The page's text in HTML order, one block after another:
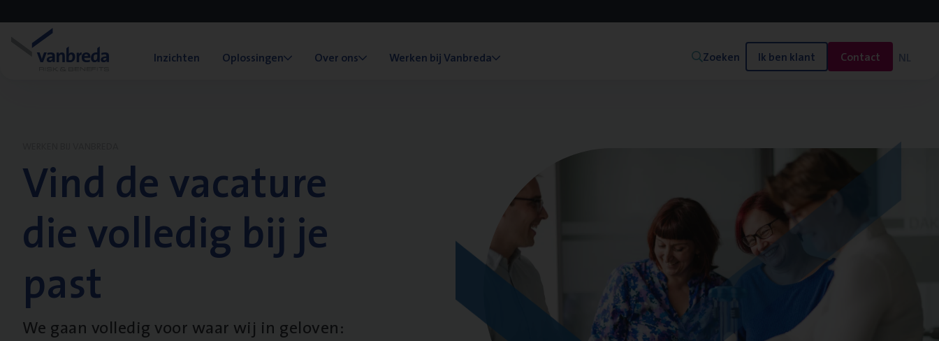
Inzichten Oplossingen Over ons Werken bij Vanbreda Zoeken Ik ben klant Contact NL
Vind de vacature
die volledig bij je
past
We gaan volledig voor waar wij in geloven: